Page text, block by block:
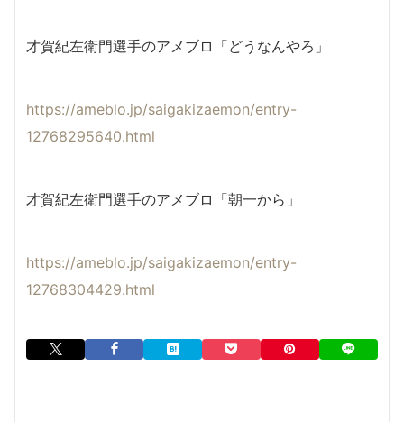
才賀紀左衛門選手のアメブロ「どうなんやろ」
https://ameblo.jp/saigakizaemon/entry-
12768295640.html
才賀紀左衛門選手のアメブロ「朝一から」
https://ameblo.jp/saigakizaemon/entry-
12768304429.html